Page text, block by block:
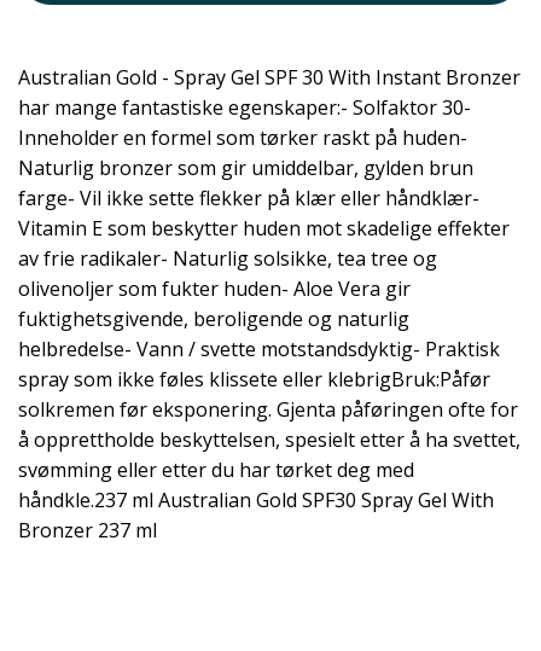
Australian Gold - Spray Gel SPF 30 With Instant Bronzer
har mange fantastiske egenskaper:- Solfaktor 30-
Inneholder en formel som tørker raskt på huden-
Naturlig bronzer som gir umiddelbar, gylden brun
farge- Vil ikke sette flekker på klær eller håndklær-
Vitamin E som beskytter huden mot skadelige effekter
av frie radikaler- Naturlig solsikke, tea tree og
olivenoljer som fukter huden- Aloe Vera gir
fuktighetsgivende, beroligende og naturlig
helbredelse- Vann / svette motstandsdyktig- Praktisk
spray som ikke føles klissete eller klebrigBruk:Påfør
solkremen før eksponering. Gjenta påføringen ofte for
å opprettholde beskyttelsen, spesielt etter å ha svettet,
svømming eller etter du har tørket deg med
håndkle.237 ml Australian Gold SPF30 Spray Gel With
Bronzer 237 ml